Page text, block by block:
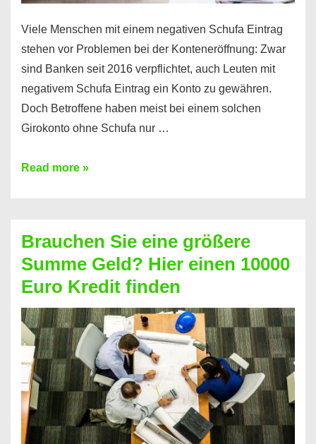
Viele Menschen mit einem negativen Schufa Eintrag
stehen vor Problemen bei der Konteneröffnung: Zwar
sind Banken seit 2016 verpflichtet, auch Leuten mit
negativem Schufa Eintrag ein Konto zu gewähren.
Doch Betroffene haben meist bei einem solchen
Girokonto ohne Schufa nur …
Günstiges
Geht
das
überhaupt?
Na
klar!
Read more »
Brauchen Sie eine größere
Summe Geld? Hier einen 10000
Euro Kredit finden